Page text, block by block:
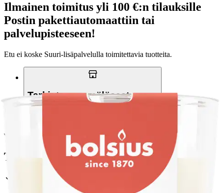
Ilmainen toimitus yli 100 €:n tilauksille
Postin pakettiautomaattiin tai
palvelupisteeseen!
Etu ei koske Suuri‑lisäpalvelulla toimitettavia tuotteita.
Tarkista myymäläsaatavuus
Tuotekuvaus